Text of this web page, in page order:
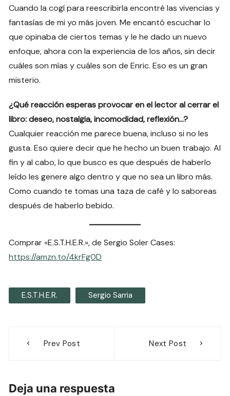
Cuando la cogí para reescribirla encontré las vivencias y
fantasías de mi yo más joven. Me encantó escuchar lo
que opinaba de ciertos temas y le he dado un nuevo
enfoque, ahora con la experiencia de los años, sin decir
cuáles son mías y cuáles son de Enric. Eso es un gran
misterio.
¿Qué reacción esperas provocar en el lector al cerrar el
libro: deseo, nostalgia, incomodidad, reflexión…?
Cualquier reacción me parece buena, incluso si no les
gusta. Eso quiere decir que he hecho un buen trabajo. Al
fin y al cabo, lo que busco es que después de haberlo
leído les genere algo dentro y que no sea un libro más.
Como cuando te tomas una taza de café y lo saboreas
después de haberlo bebido.
Comprar «E.S.T.H.E.R.», de Sergio Soler Cases:
https://amzn.to/4krFg0D
E.S.T.H.E.R. Sergio Sarria
Prev Post Next Post
Deja una respuesta